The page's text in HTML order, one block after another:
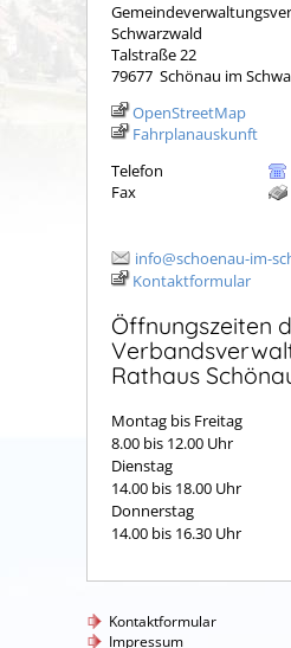
Schwarzwald
Talstraße 22
79677 Schönau im
OpenStreetMap
Fahrplanauskunft
Telefon
Fax
info@schoenau-im-
Kontaktformular
Öffnungszeiten
Rathaus
Montag bis Freitag
8.00 bis 12.00 Uhr
Dienstag
14.00 bis 18.00 Uhr
Donnerstag
14.00 bis 16.30 Uhr
Kontaktformular
Impressum